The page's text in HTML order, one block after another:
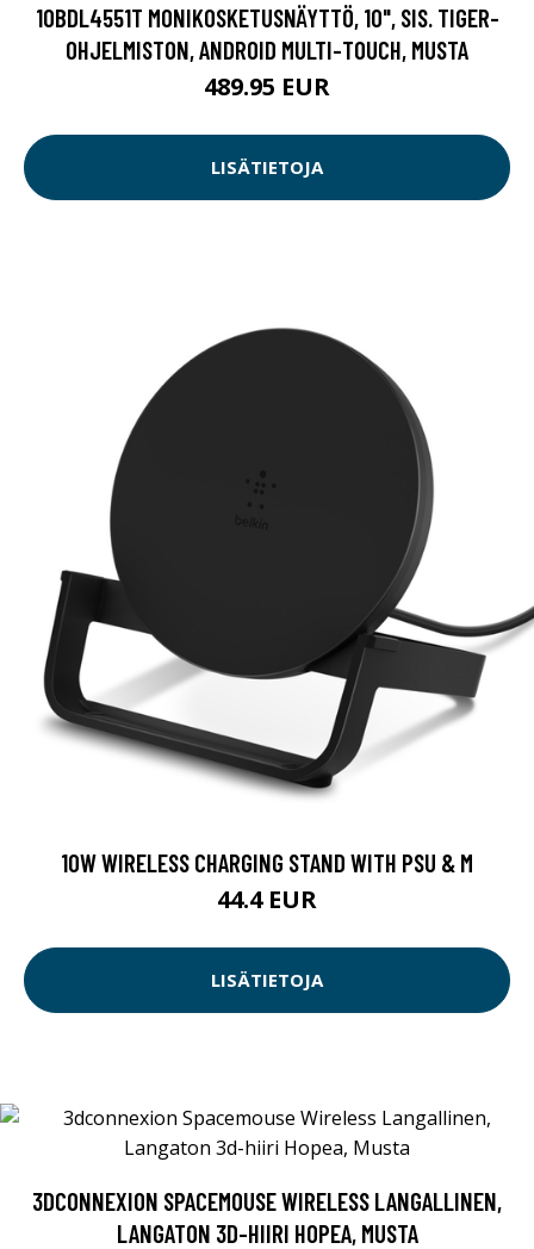
10BDL4551T MONIKOSKETUSNÄYTTÖ, 10", SIS. TIGER-
OHJELMISTON, ANDROID MULTI-TOUCH, MUSTA
489.95 EUR
LISÄTIETOJA
10W WIRELESS CHARGING STAND WITH PSU & M
44.4 EUR
LISÄTIETOJA
3DCONNEXION SPACEMOUSE WIRELESS LANGALLINEN,
LANGATON 3D-HIIRI HOPEA, MUSTA